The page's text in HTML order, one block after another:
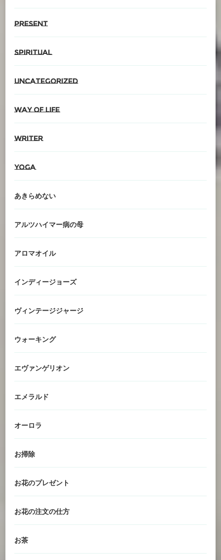
present
spiritual
Uncategorized
Way of life
writer
YOGA
あきらめない
アルツハイマー病の母
アロマオイル
インディージョーズ
ヴィンテージジャージ
ウォーキング
エヴァンゲリオン
エメラルド
オーロラ
お掃除
お花のプレゼント
お花の注文の仕方
お茶